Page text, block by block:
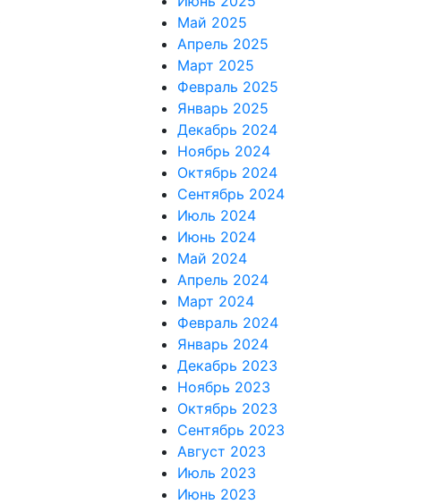
Май 2025
Апрель 2025
Март 2025
Февраль 2025
Январь 2025
Декабрь 2024
Ноябрь 2024
Октябрь 2024
Сентябрь 2024
Июль 2024
Июнь 2024
Май 2024
Апрель 2024
Март 2024
Февраль 2024
Январь 2024
Декабрь 2023
Ноябрь 2023
Октябрь 2023
Сентябрь 2023
Август 2023
Июль 2023
Июнь 2023